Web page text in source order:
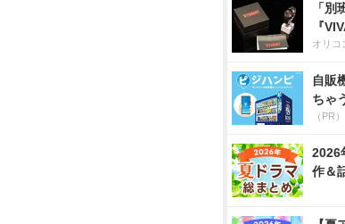
「
『
オリコ
自販
ちゃ
（PR
2026
作＆